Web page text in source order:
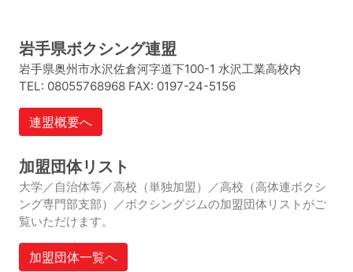
岩手県ボクシング連盟
岩手県奥州市水沢佐倉河字道下100-1 水沢工業高校内
TEL: 08055768968 FAX: 0197-24-5156
連盟概要へ
加盟団体リスト
大学／自治体等／高校（単独加盟）／高校（高体連ボクシ
ング専門部支部）／ボクシングジムの加盟団体リストがご
覧いただけます。
加盟団体一覧へ